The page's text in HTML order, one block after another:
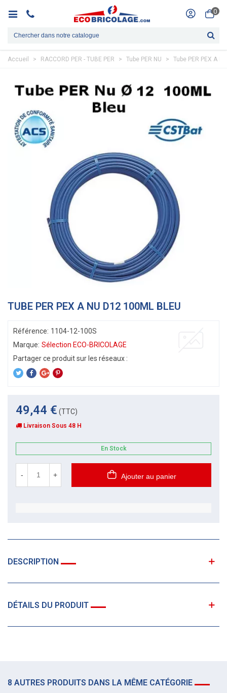
0
Accueil > RACCORD PER - TUBE PER > Tube PER NU > Tube PER PEX A
TUBE PER PEX A NU D12 100ML BLEU
Référence: 1104-12-100S
Marque: Sélection ECO-BRICOLAGE
49,44 € (TTC)
Livraison Sous 48 H
En Stock
- + Ajouter au panier
DESCRIPTION
DÉTAILS DU PRODUIT
8 AUTRES PRODUITS DANS LA MÊME CATÉGORIE